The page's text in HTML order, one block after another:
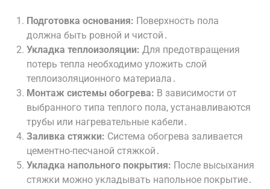
Подготовка основания: Поверхность пола
должна быть ровной и чистой․
Укладка теплоизоляции: Для предотвращения
потерь тепла необходимо уложить слой
теплоизоляционного материала․
Монтаж системы обогрева: В зависимости от
выбранного типа теплого пола, устанавливаются
трубы или нагревательные кабели․
Заливка стяжки: Система обогрева заливается
цементно-песчаной стяжкой․
Укладка напольного покрытия: После высыхания
стяжки можно укладывать напольное покрытие․